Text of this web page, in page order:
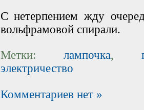
С нетерпением жду
вольфрамовой спирали.
Метки: лампочка,
электричество
Комментариев нет »